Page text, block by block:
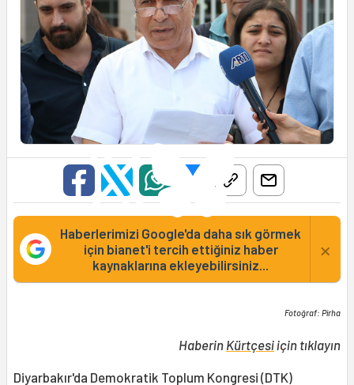
Haberlerimizi Google'da daha sık görmek
için bianet'i tercih ettiğiniz haber
kaynaklarına ekleyebilirsiniz...
×
Fotoğraf: Pirha
Haberin Kürtçesiiçin tıklayın
Diyarbakır'da Demokratik Toplum Kongresi (DTK)